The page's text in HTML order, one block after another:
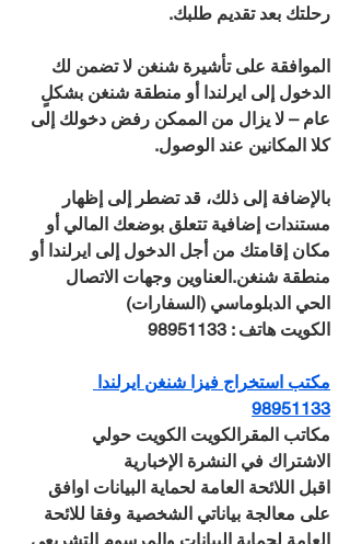
رحلتك بعد تقديم طلبك.
الموافقة على تأشيرة شنغن لا تضمن لك
الدخول إلى ايرلندا أو منطقة شنغن بشكلٍ
عام – لا يزال من الممكن رفض دخولك إلى
كلا المكانين عند الوصول.
بالإضافة إلى ذلك، قد تضطر إلى إظهار
مستندات إضافية تتعلق بوضعك المالي أو
مكان إقامتك من أجل الدخول إلى ايرلندا أو
منطقة شنغن.العناوين وجهات الاتصال
الحي الدبلوماسي (السفارات)
الكويت هاتف : 98951133
مكتب استخراج فيزا شنغن ايرلندا
98951133
مكاتب المقرالكويت الكويت حولي
الاشتراك في النشرة الإخبارية
اقبل اللائحة العامة لحماية البيانات اوافق
على معالجة بياناتي الشخصية وفقا للائحة